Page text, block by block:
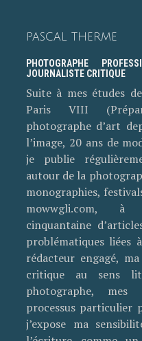
PASCAL THERME
PHOTOGRAPHE
JOURNALISTE CRITIQUE
Suite à mes études
Paris VIII
photographe d’art
l’image, 20 ans de
je publie
autour de la
monographies,
mowwgli.com, à
cinquantaine
problématiques liées
rédacteur engagé,
critique au sens
photographe, mes
processus particulier
j’expose ma